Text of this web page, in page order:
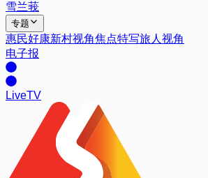
雪兰莪
专题
惠民好康新村视角焦点特写旅人视角
电子报
LiveTV